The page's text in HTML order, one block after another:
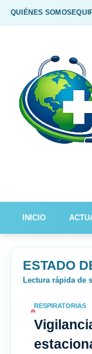
QUIÉNES SOMOS
INICIO
ESTADO
Lectura rápida de
RESPIRATORIAS